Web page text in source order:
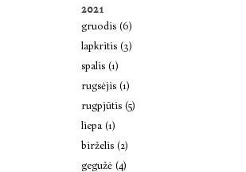
2021
gruodis (6)
lapkritis (3)
spalis (1)
rugsėjis (1)
rugpjūtis (5)
liepa (1)
birželis (2)
gegužė (4)